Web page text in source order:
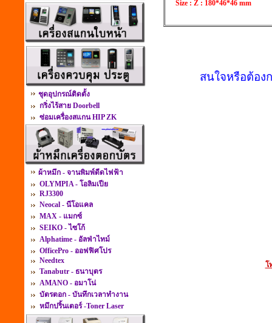
ชุดอุปกรณ์ติดตั้ง
กริ่งไร้สาย Doorbell
ซ่อมเครื่องสแกน HIP ZK
ผ้าหมึก - จานพิมพ์ดีดไฟฟ้า
OLYMPIA - โอลิมเปีย
RJ3300
Neocal - นีโอแคล
MAX - แมกซ์
SEIKO - ไซโก้
Alphatime - อัลฟ่าไทม์
OfficePro - ออฟฟิศโปร
Needtex
Tanabutr - ธนาบุตร
AMANO - อมาโน่
บัตรตอก - บันทึกเวลาทำงาน
หมึกปริ้นเตอร์ -Toner Laser
Size : Z : 180*46*46 mm
สนใจหรือต้อง
โ